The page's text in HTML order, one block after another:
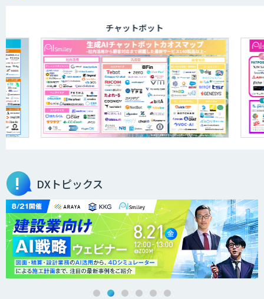
WARP NEXT
Dify導入支援
RAG技術研修
AI活用e-Learningサービス
チャットボット
DXトピックス